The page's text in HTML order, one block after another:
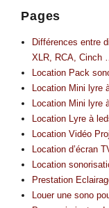
Pages
Différences entre
XLR, RCA, Cinch
Location Pack
Location Mini lyre
Location Mini lyre
Location Lyre à
Location Vidéo
Location d’écran
Location
Prestation
Louer une sono